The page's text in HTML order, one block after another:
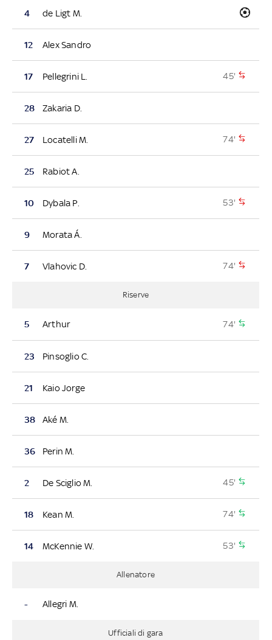
4 de Ligt M.
12 Alex Sandro
17 Pellegrini L. 45'
28 Zakaria D.
27 Locatelli M. 74'
25 Rabiot A.
10 Dybala P. 53'
9 Morata Á.
7 Vlahovic D. 74'
Riserve
5 Arthur 74'
23 Pinsoglio C.
21 Kaio Jorge
38 Aké M.
36 Perin M.
2 De Sciglio M. 45'
18 Kean M. 74'
14 McKennie W. 53'
Allenatore
- Allegri M.
Ufficiali di gara